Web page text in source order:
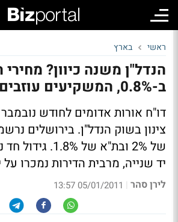
ראשי בארץ
הנדל"ן משנה כיוון? מחירי
ב-0.8%, המשקיעים עוזבים
דו"ח אורות אדומים לחודש
צינון בשוק הנדל"ן. בירושלים
של 2% ובת"א של
יד שנייה, מרבית הדירות נמכרו
לירן סהר |
05/01/2011 13:57